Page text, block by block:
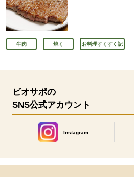
牛肉 焼く お料理すくすく記
ビオサポの
SNS公式アカウント
Instagram
別のウィンドウで開きます。